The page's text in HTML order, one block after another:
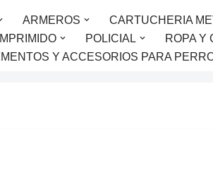
ARMEROS CARTUCHERIA
POLICIAL ROPA Y
Y ACCESORIOS PARA